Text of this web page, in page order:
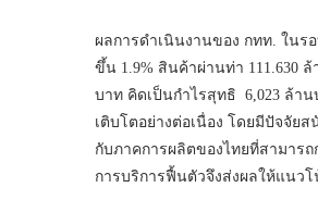
ผลการดำเนินงานของ กทท. ในร
ขึ้น 1.9% สินค้าผ่านท่า 111.630
บาท คิดเป็นกำไรสุทธิ 6,023 ล้า
เติบโตอย่างต่อเนื่อง โดยมีปัจจัย
กับภาคการผลิตของไทยที่สามาร
การบริการฟื้นตัวจึงส่งผลให้แนว